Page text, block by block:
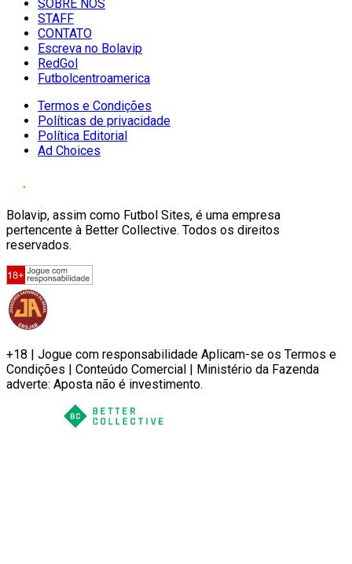
SOBRE NÓS
STAFF
CONTATO
Escreva no Bolavip
RedGol
Futbolcentroamerica
Termos e Condições
Políticas de privacidade
Política Editorial
Ad Choices
Bolavip, assim como Futbol Sites, é uma empresa
pertencente à Better Collective. Todos os direitos
reservados.
+18 | Jogue com responsabilidade Aplicam-se os Termos e
Condições | Conteúdo Comercial | Ministério da Fazenda
adverte: Aposta não é investimento.